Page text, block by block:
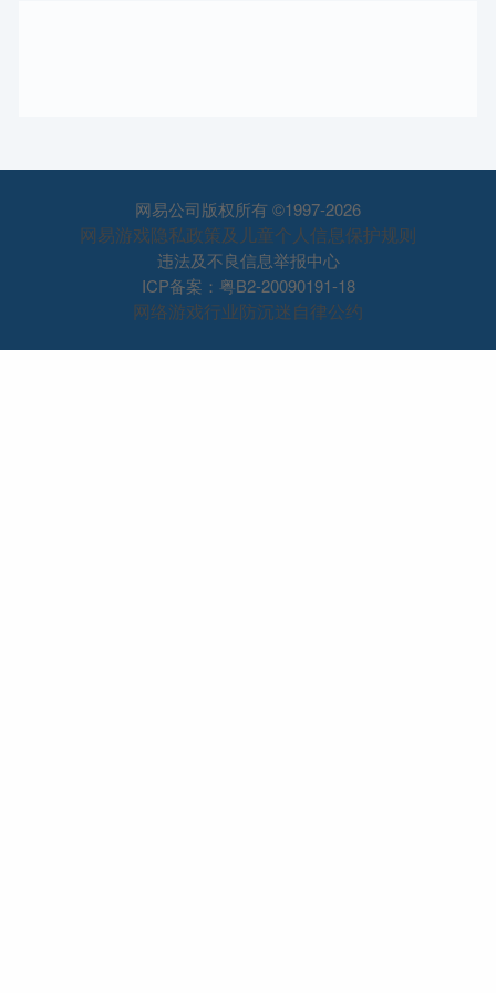
网易公司版权所有 ©1997-2026
网易游戏隐私政策及儿童个人信息保护规则
违法及不良信息举报中心
ICP备案：粤B2-20090191-18
网络游戏行业防沉迷自律公约